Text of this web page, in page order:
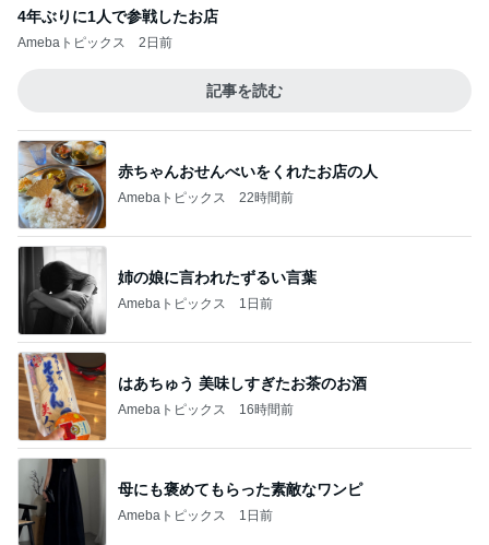
4年ぶりに1人で参戦したお店
Amebaトピックス 2日前
記事を読む
赤ちゃんおせんべいをくれたお店の人
Amebaトピックス 22時間前
姉の娘に言われたずるい言葉
Amebaトピックス 1日前
はあちゅう 美味しすぎたお茶のお酒
Amebaトピックス 16時間前
母にも褒めてもらった素敵なワンピ
Amebaトピックス 1日前